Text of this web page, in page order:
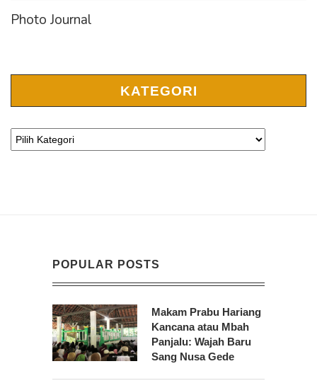
Photo Journal
KATEGORI
POPULAR POSTS
Makam Prabu Hariang
Kancana atau Mbah
Panjalu: Wajah Baru
Sang Nusa Gede